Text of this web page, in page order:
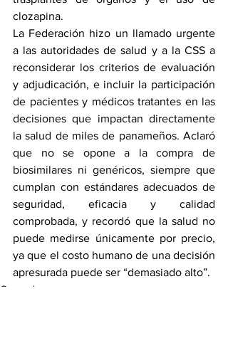
clozapina.
La Federación hizo un llamado urgente
a las autoridades de salud y a la CSS a
reconsiderar los criterios de evaluación
y adjudicación, e incluir la participación
de pacientes y médicos tratantes en las
decisiones que impactan directamente
la salud de miles de panameños. Aclaró
que no se opone a la compra de
biosimilares ni genéricos, siempre que
cumplan con estándares adecuados de
seguridad, eficacia y calidad
comprobada, y recordó que la salud no
puede medirse únicamente por precio,
ya que el costo humano de una decisión
apresurada puede ser “demasiado alto”.
General